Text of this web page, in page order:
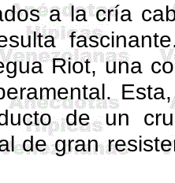
a la cría
Riot, una
de un
de gran